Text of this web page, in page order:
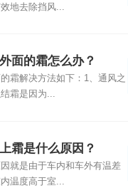
地去除挡风...
面的霜怎么办？
霜解决方法如下：1、通风之
霜是因为...
霜是什么原因？
就是由于车内和车外有温差
温度高于室...